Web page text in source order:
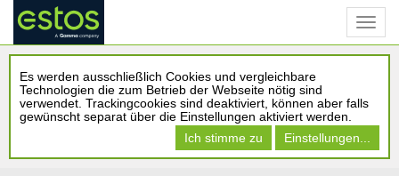
Es werden ausschließlich Cookies und vergleichbare
Technologien die zum Betrieb der Webseite nötig sind
verwendet. Trackingcookies sind deaktiviert, können aber falls
gewünscht separat über die Einstellungen aktiviert werden.
Ich stimme zu
Einstellungen...